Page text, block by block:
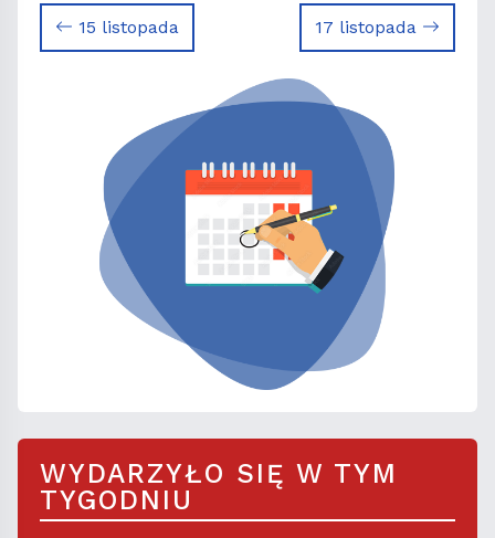
15 listopada 17 listopada
WYDARZYŁO SIĘ W TYM
TYGODNIU